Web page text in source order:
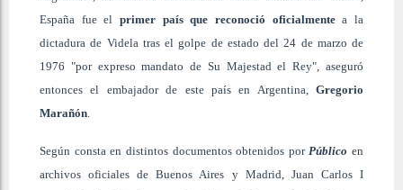
España fue el primer país que reconoció oficialmentea la
dictadura de Videla tras el golpe de estado del 24 de marzo de
1976 "por expreso mandato de Su Majestad el Rey", aseguró
entonces el embajador de este país en Argentina, Gregorio
Marañón.
Según consta en distintos documentos obtenidos porPúblico en
archivos oficiales de Buenos Aires y Madrid, Juan Carlos I